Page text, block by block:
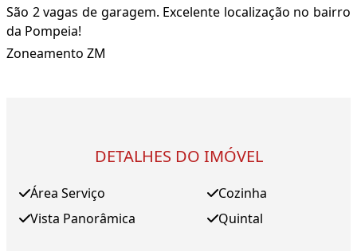
São 2 vagas de garagem. Excelente localização no bairro
da Pompeia!
Zoneamento ZM
DETALHES DO IMÓVEL
Área Serviço
Vista Panorâmica
Cozinha
Quintal